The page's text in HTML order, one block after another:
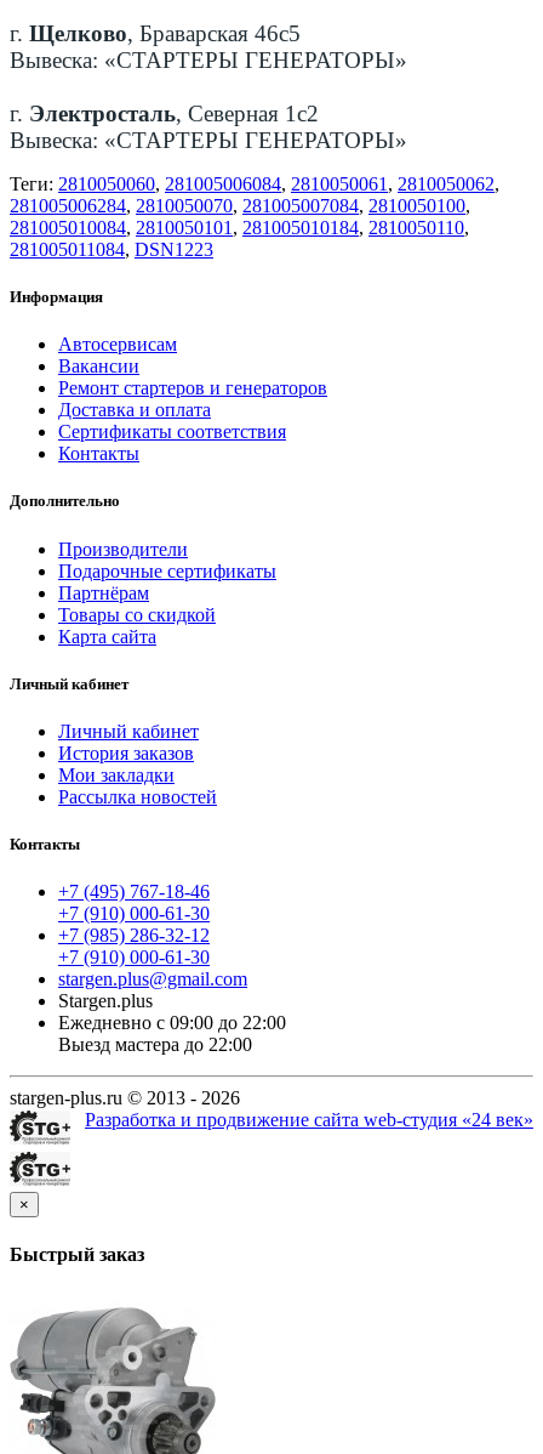
г. Щелково, Браварская 46с5
Вывеска: «СТАРТЕРЫ ГЕНЕРАТОРЫ»
г. Электросталь, Северная 1с2
Вывеска: «СТАРТЕРЫ ГЕНЕРАТОРЫ»
Теги: 2810050060, 281005006084, 2810050061 , 2810050062,
281005006284, 2810050070, 281005007084, 2810050100,
281005010084, 2810050101 , 281005010184, 2810050110,
281005011084, DSN1223
Информация
Автосервисам
Вакансии
Ремонт стартеров и генераторов
Доставка и оплата
Сертификаты соответствия
Контакты
Дополнительно
Производители
Подарочные сертификаты
Партнёрам
Товары со скидкой
Карта сайта
Личный кабинет
Личный кабинет
История заказов
Мои закладки
Рассылка новостей
Контакты
+7 (495) 767-18-46
+7 (910) 000-61-30
+7 (985) 286-32-12
+7 (910) 000-61-30
stargen.plus@gmail.com
Stargen.plus
Ежедневно с 09:00 до 22:00
Выезд мастера до 22:00
stargen-plus.ru © 2013 - 2026
Разработка и продвижение сайта web-студия «24 век»
×
Быстрый заказ